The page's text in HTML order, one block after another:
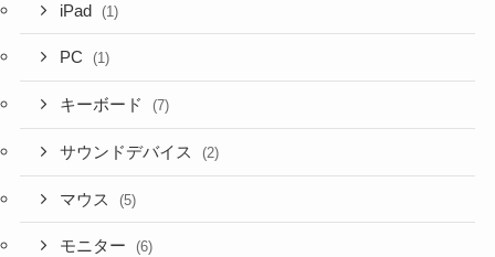
iPad (1)
PC (1)
キーボード (7)
サウンドデバイス (2)
マウス (5)
モニター (6)